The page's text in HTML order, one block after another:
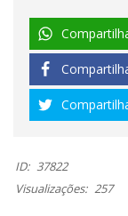
ID: 37822
Visualizações: 257